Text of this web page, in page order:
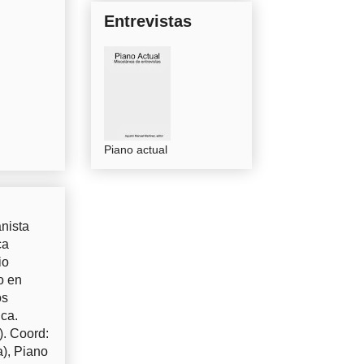
en
Coord:
Piano
Entrevistas
Piano actual